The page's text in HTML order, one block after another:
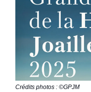
Crédits photos : ©GPJM